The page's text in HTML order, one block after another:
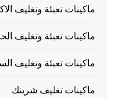
ماكينات تعبئة وتغليف
ماكينات تعبئة وتغليف
ماكينات تعبئة وتغليف
ماكينات تغليف شرينك